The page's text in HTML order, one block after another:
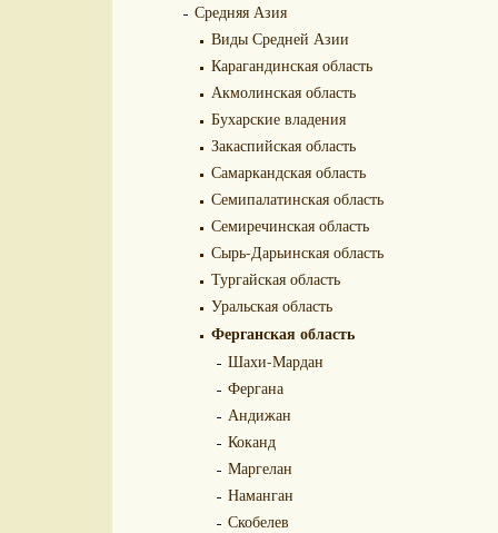
Средняя Азия
Виды Средней Азии
Карагандинская область
Акмолинская область
Бухарские владения
Закаспийская область
Самаркандская область
Семипалатинская область
Семиречинская область
Сырь-Дарьинская область
Тургайская область
Уральская область
Ферганская область
Шахи-Мардан
Фергана
Андижан
Коканд
Маргелан
Наманган
Скобелев